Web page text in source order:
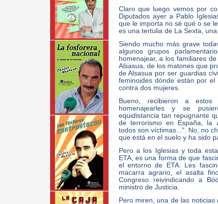
Claro que luego vemos por
Diputados ayer a Pablo
que le importa no sé qué o se
es una tertulia de La Sexta,
Siendo mucho más grave
algunos grupos
homenajear, a los familiares
Alsasua, de los matones que
de Alsasua por ser guardias
feminoides dónde están por
contra dos mujeres.
Bueno, recibieron a
homenajearles y se
equidistancia tan repugnante
de terrorismo en España, la
todos son víctimas...". No, no
que está en el suelo y ha sido
Pero a los Iglesias y toda
ETA, es una forma de que
el entorno de ETA. Les
macarra agrario, el asalta
Congreso reivindicando a
ministro de Justicia.
Pero miren, una de las